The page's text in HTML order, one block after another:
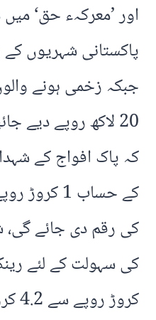
اور ’معرکہء حق‘
20 لاکھ روپے دیے
کہ پاک افواج کے
کی رقم دی جائے گی،